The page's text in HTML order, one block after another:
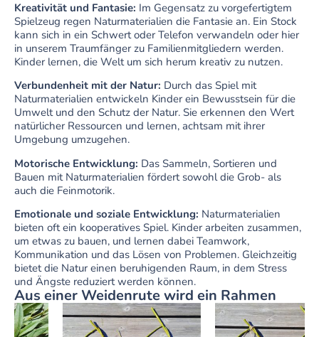
Kreativität und Fantasie: Im Gegensatz zu vorgefertigtem
Spielzeug regen Naturmaterialien die Fantasie an. Ein Stock
kann sich in ein Schwert oder Telefon verwandeln oder hier
in unserem Traumfänger zu Familienmitgliedern werden.
Kinder lernen, die Welt um sich herum kreativ zu nutzen.
Verbundenheit mit der Natur: Durch das Spiel mit
Naturmaterialien entwickeln Kinder ein Bewusstsein für die
Umwelt und den Schutz der Natur. Sie erkennen den Wert
natürlicher Ressourcen und lernen, achtsam mit ihrer
Umgebung umzugehen.
Motorische Entwicklung: Das Sammeln, Sortieren und
Bauen mit Naturmaterialien fördert sowohl die Grob- als
auch die Feinmotorik.
Emotionale und soziale Entwicklung: Naturmaterialien
bieten oft ein kooperatives Spiel. Kinder arbeiten zusammen,
um etwas zu bauen, und lernen dabei Teamwork,
Kommunikation und das Lösen von Problemen. Gleichzeitig
bietet die Natur einen beruhigenden Raum, in dem Stress
und Ängste reduziert werden können.
Aus einer Weidenrute wird ein Rahmen